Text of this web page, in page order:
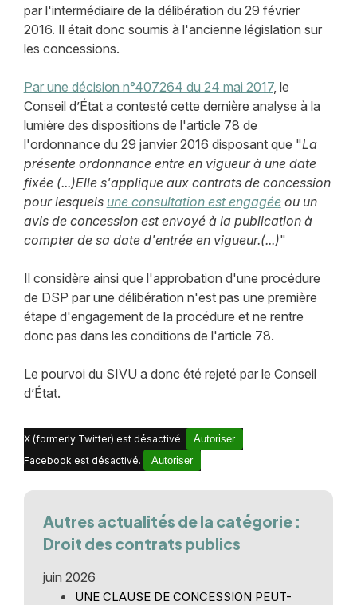
par l'intermédiaire de la délibération du 29 février
2016. Il était donc soumis à l'ancienne législation sur
les concessions.
Par une décision n°407264 du 24 mai 2017, le
Conseil d’État a contesté cette dernière analyse à la
lumière des dispositions de l'article 78 de
l'ordonnance du 29 janvier 2016 disposant que "La
présente ordonnance entre en vigueur à une date
fixée (...)Elle s'applique aux contrats de concession
pour lesquels une consultation est engagéeou un
avis de concession est envoyé à la publication à
compter de sa date d'entrée en vigueur.(...)"
Il considère ainsi que l'approbation d'une procédure
de DSP par une délibération n'est pas une première
étape d'engagement de la procédure et ne rentre
donc pas dans les conditions de l'article 78.
Le pourvoi du SIVU a donc été rejeté par le Conseil
d’État.
X (formerly Twitter) est désactivé.
Autoriser
Facebook est désactivé.
Autoriser
Autres actualités de la catégorie :
Droit des contrats publics
juin 2026
UNE CLAUSE DE CONCESSION PEUT-